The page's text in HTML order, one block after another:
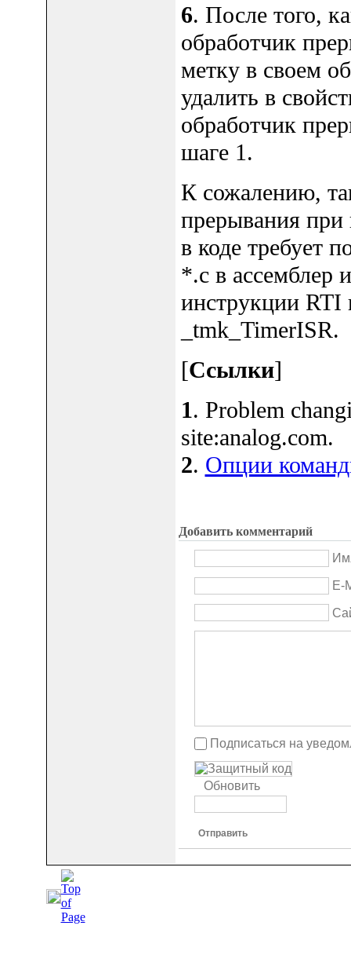
6. После того,
обработчик
метку в своем
удалить в
обработчик
шаге 1.
К сожалению,
прерывания
в коде требует
*.c в ассемблер
инструкции RTI
_tmk_TimerISR.
[Ссылки]
1. Problem
site:analog.com.
2. Опции
Добавить комментарий
E-
Подписаться на
Обновить
Отправить